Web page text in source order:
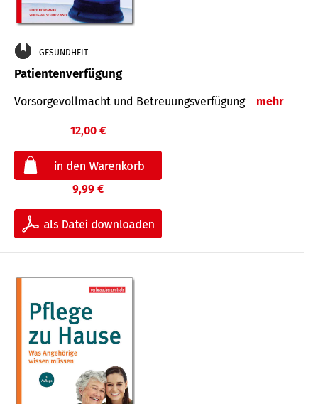
GESUNDHEIT
Patientenverfügung
Vorsorgevollmacht und Betreuungsverfügung mehr
12,00 €
9,99 €